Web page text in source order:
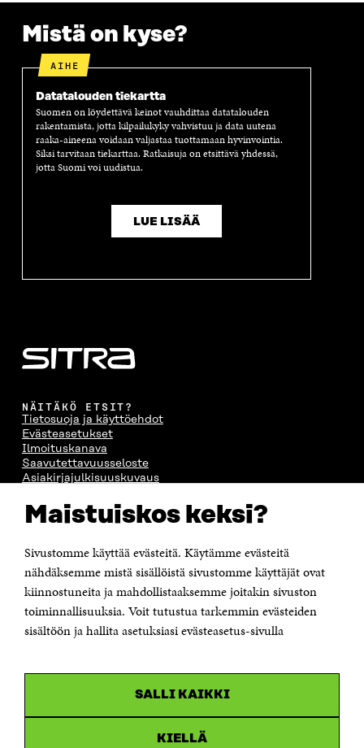
Maistuiskos keksi?
Sivustomme käyttää evästeitä. Käytämme evästeitä
nähdäksemme mistä sisällöistä sivustomme käyttäjät ovat
kiinnostuneita ja mahdollistaaksemme joitakin sivuston
toiminnallisuuksia. Voit tutustua tarkemmin evästeiden
sisältöön ja hallita asetuksiasi evästeasetus-sivulla
SALLI KAIKKI
KIELLÄ
Mistä on kyse?
AIHE
Datatalouden tiekartta
Suomen on löydettävä keinot vauhdittaa datatalouden
rakentamista, jotta kilpailukyky vahvistuu ja data uutena
raaka-aineena voidaan valjastaa tuottamaan hyvinvointia.
Siksi tarvitaan tiekarttaa. Ratkaisuja on etsittävä yhdessä,
jotta Suomi voi uudistua.
LUE LISÄÄ
NÄITÄKÖ ETSIT?
Tietosuoja ja käyttöehdot
Evästeasetukset
Ilmoituskanava
Saavutettavuusseloste
Asiakirjajulkisuuskuvaus
Suomen itsenäisyyden juhlarahasto Sitra
Itämerenkatu 11-13, PL 160,
00181 Helsinki
Puhelin +358 294 618 991
etunimi.sukunimi@sitra.fi tai sitra@sitra.fi
OLEMME NÄISSÄ SOMEISSA